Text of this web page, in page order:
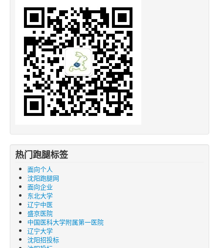
热门跑腿标签
面向个人
沈阳跑腿网
面向企业
东北大学
辽宁中医
盛京医院
中国医科大学附属第一医院
辽宁大学
沈阳招投标